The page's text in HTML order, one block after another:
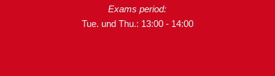
Exams period:
Tue. und Thu.: 13:00 - 14:00